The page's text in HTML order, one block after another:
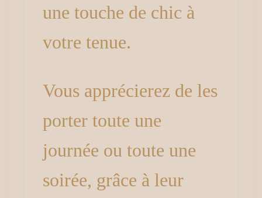
une touche de chic à
votre tenue.
Vous apprécierez de les
porter toute une
journée ou toute une
soirée, grâce à leur